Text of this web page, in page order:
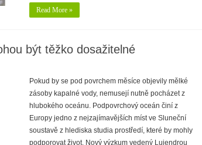
Read More »
být těžko dosažitelné
Pokud by se pod povrchem měsíce objevily mělké
zásoby kapalné vody, nemusejí nutně pocházet z
hlubokého oceánu. Podpovrchový oceán činí z
Europy jedno z nejzajímavějších míst ve Sluneční
soustavě z hlediska studia prostředí, které by mohly
podporovat život. Nový výzkum vedený Lujendrou